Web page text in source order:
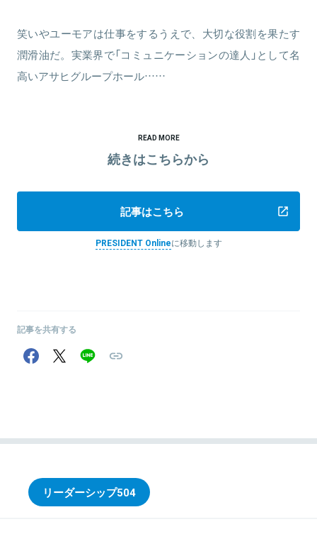
笑いやユーモアは仕事をするうえで、大切な役割を果たす
潤滑油だ。実業界で「コミュニケーションの達人」として名
高いアサヒグループホール……
READ MORE
続きはこちらから
記事はこちら
PRESIDENT Onlineに移動します
記事を共有する
リーダーシップ504